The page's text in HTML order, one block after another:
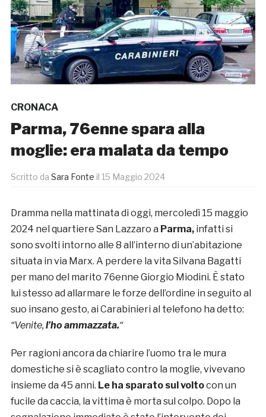
CRONACA
Parma, 76enne spara alla
moglie: era malata da tempo
Scritto da Sara Fonte il 15 Maggio 2024
Dramma nella mattinata di oggi, mercoledì 15 maggio
2024 nel quartiere San Lazzaro a Parma,infatti si
sono svolti intorno alle 8 all’interno di un’abitazione
situata in via Marx. A perdere la vita Silvana Bagatti
per mano del marito 76enne Giorgio Miodini. È stato
lui stesso ad allarmare le forze dell’ordine in seguito al
suo insano gesto, ai Carabinieri al telefono ha detto:
“Venite,l’ho ammazzata.“
Per ragioni ancora da chiarire l’uomo tra le mura
domestiche si è scagliato contro la moglie, vivevano
insieme da 45 anni. Le ha sparato sul voltocon un
fucile da caccia, la vittima è morta sul colpo. Dopo la